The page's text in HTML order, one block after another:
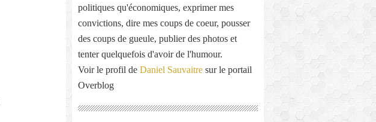
politiques qu'économiques, exprimer mes
convictions, dire mes coups de coeur, pousser
des coups de gueule, publier des photos et
tenter quelquefois d'avoir de l'humour.
Voir le profil de Daniel Sauvaitre sur le portail
Overblog